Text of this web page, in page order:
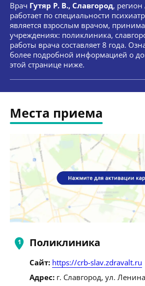
Врач Гутяр Р. В., Славгород,
работает по специальности
является взрослым врачом,
учреждениях: поликлиника,
работы врача составляет 8 года.
более подробной информацией о
этой странице ниже.
Места приема
Поликлиника
Сайт: https://crb-slav.zdravalt.ru
Адрес: г. Славгород, ул.